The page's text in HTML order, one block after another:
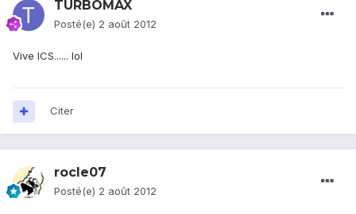
TURBOMAX
Posté(e) 2 août 2012
Vive ICS...... lol
Citer
rocle07
Posté(e) 2 août 2012